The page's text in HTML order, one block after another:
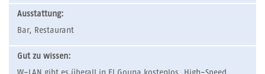
Ausstattung:
Bar, Restaurant
Gut zu wissen: